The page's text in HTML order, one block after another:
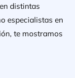
distintas
especialistas en
te mostramos